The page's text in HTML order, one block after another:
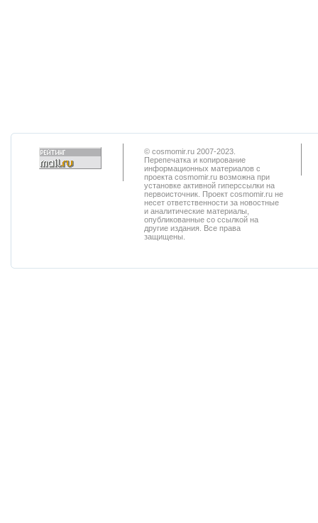
© cosmomir.ru 2007-2023.
Перепечатка и копирование
информационных материалов с
проекта cosmomir.ru возможна при
установке активной гиперссылки на
первоисточник. Проект cosmomir.ru не
несет ответственности за новостные
и аналитические материалы,
опубликованные со ссылкой на
другие издания. Все права
защищены.